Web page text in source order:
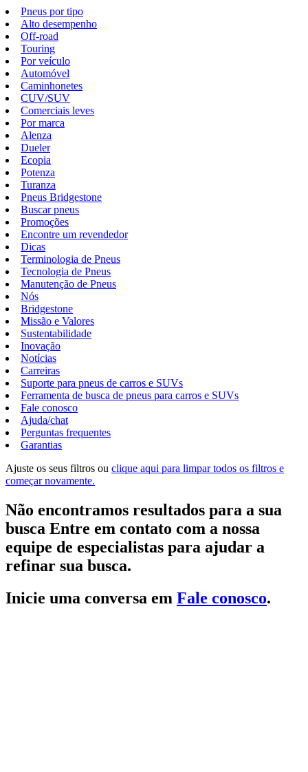
Pneus por tipo
Alto desempenho
Off-road
Touring
Por veículo
Automóvel
Caminhonetes
CUV/SUV
Comerciais leves
Por marca
Alenza
Dueler
Ecopia
Potenza
Turanza
Pneus Bridgestone
Buscar pneus
Promoções
Encontre um revendedor
Dicas
Terminologia de Pneus
Tecnologia de Pneus
Manutenção de Pneus
Nós
Bridgestone
Missão e Valores
Sustentabilidade
Inovação
Notícias
Carreiras
Suporte para pneus de carros e SUVs
Ferramenta de busca de pneus para carros e SUVs
Fale conosco
Ajuda/chat
Perguntas frequentes
Garantias
Ajuste os seus filtros ou clique aqui para limpar todos os filtros e
começar novamente.
Não encontramos resultados para a sua
busca Entre em contato com a nossa
equipe de especialistas para ajudar a
refinar sua busca.
Inicie uma conversa em Fale conosco.